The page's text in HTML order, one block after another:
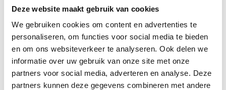
Deze website maakt gebruik van cookies
We gebruiken cookies om content en advertenties te
personaliseren, om functies voor social media te bieden
en om ons websiteverkeer te analyseren. Ook delen we
informatie over uw gebruik van onze site met onze
partners voor social media, adverteren en analyse. Deze
partners kunnen deze gegevens combineren met andere
hieronder.
Wat is de levertijd van mijn trapleuning?
Hoe kan ik mijn trapleuning opmeten?